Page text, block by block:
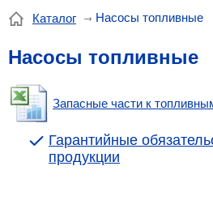
Каталог Насосы топливные
Насосы топливные
Запасные части к
Гарантийные
продукции